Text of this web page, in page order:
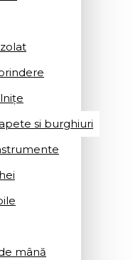
si burghiuri
mână